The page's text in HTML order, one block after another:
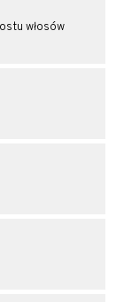
włosów